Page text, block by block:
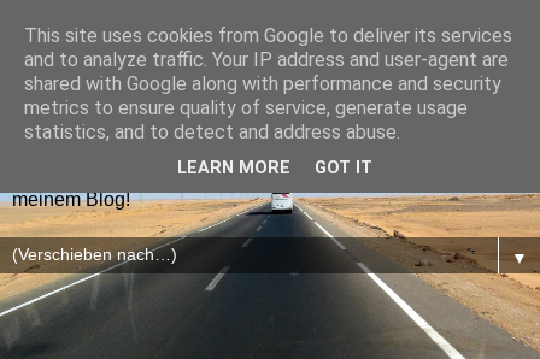
Hugolienchen on Tour
Reiseblogs aus Deutschland und Europa findet ihr nach
Ländern sortiert im Menu oder über die Blog-Karte. Die
neuesten Blogposts lest ihr auf der Startseite. Viel Spaß auf
meinem Blog!
▼
This site uses cookies from Google to deliver its services
and to analyze traffic. Your IP address and user-agent are
shared with Google along with performance and security
metrics to ensure quality of service, generate usage
statistics, and to detect and address abuse.
LEARN MORE GOT IT